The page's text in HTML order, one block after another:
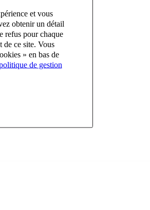
et vous
obtenir un détail
refus pour chaque
de ce site. Vous
» en bas de
de gestion